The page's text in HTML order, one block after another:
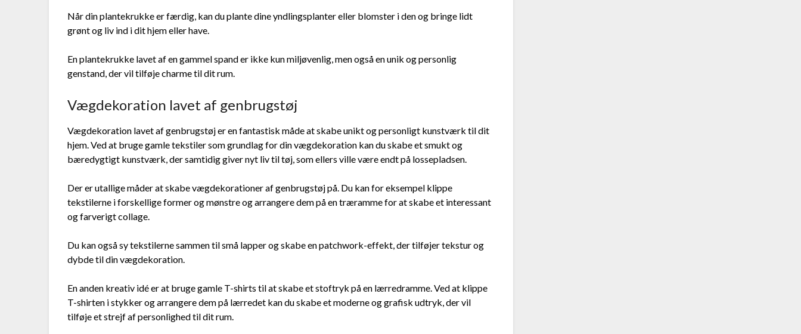
Når din plantekrukke er færdig, kan du plante dine yndlingsplanter eller blomster i den og bringe lidt
grønt og liv ind i dit hjem eller have.
En plantekrukke lavet af en gammel spand er ikke kun miljøvenlig, men også en unik og personlig
genstand, der vil tilføje charme til dit rum.
Vægdekoration lavet af genbrugstøj
Vægdekoration lavet af genbrugstøj er en fantastisk måde at skabe unikt og personligt kunstværk til dit
hjem. Ved at bruge gamle tekstiler som grundlag for din vægdekoration kan du skabe et smukt og
bæredygtigt kunstværk, der samtidig giver nyt liv til tøj, som ellers ville være endt på lossepladsen.
Der er utallige måder at skabe vægdekorationer af genbrugstøj på. Du kan for eksempel klippe
tekstilerne i forskellige former og mønstre og arrangere dem på en træramme for at skabe et interessant
og farverigt collage.
Du kan også sy tekstilerne sammen til små lapper og skabe en patchwork-effekt, der tilføjer tekstur og
dybde til din vægdekoration.
En anden kreativ idé er at bruge gamle T-shirts til at skabe et stoftryk på en lærredramme. Ved at klippe
T-shirten i stykker og arrangere dem på lærredet kan du skabe et moderne og grafisk udtryk, der vil
tilføje et strejf af personlighed til dit rum.